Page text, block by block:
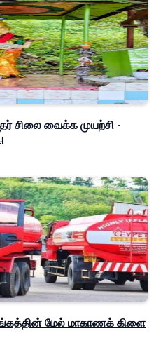
சிலை வைக்க முயற்சி -
மேல் மாகாணக் கிளை